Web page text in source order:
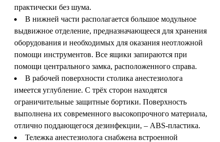
практически без шума.
В нижней части располагается большое модульное
выдвижное отделение, предназначающееся для хранения
оборудования и необходимых для оказания неотложной
помощи инструментов. Все ящики запираются при
помощи центрального замка, расположенного справа.
В рабочей поверхности столика анестезиолога
имеется углубление. С трёх сторон находятся
ограничительные защитные бортики. Поверхность
выполнена их современного высокопрочного материала,
отлично поддающегося дезинфекции, – ABS-пластика.
Тележка анестезиолога снабжена встроенной